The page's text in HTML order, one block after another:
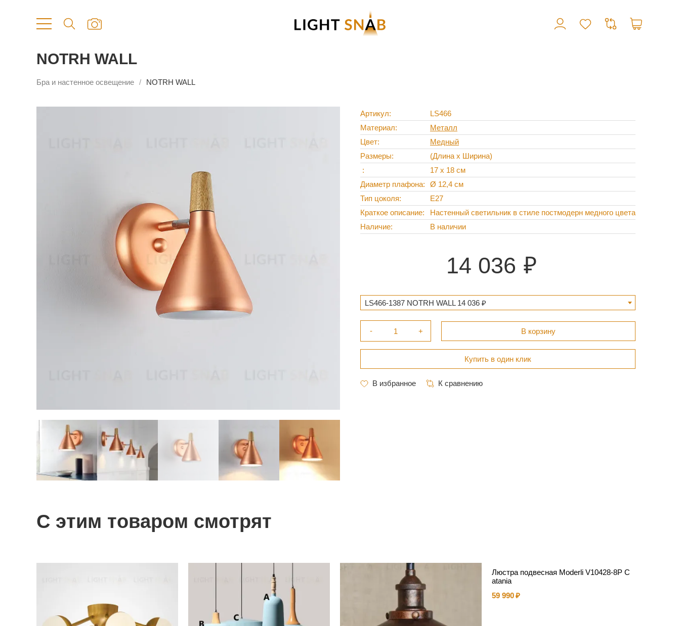
NOTRH WALL
Бра и настенное освещение NOTRH WALL
Артикул
LS466
Материал
Металл
Цвет
Медный
Размеры
(Длина х Ширина)
17 х 18 см
Диаметр плафона
Ø 12,4 см
Тип цоколя
Е27
Краткое описание
Настенный светильник в стиле постмодерн медного цвета
Наличие
В наличии
14 036
LS466-1387 NOTRH WALL 14 036 ₽
С этим товаром смотрят
Люстра подвесная Moderli V10428-8P C
atania
59 990